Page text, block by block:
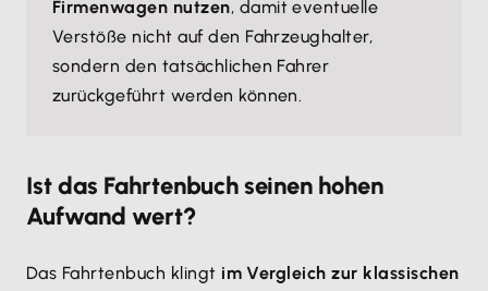
Firmenwagen nutzen, damit eventuelle
Verstöße nicht auf den Fahrzeughalter,
sondern den tatsächlichen Fahrer
zurückgeführt werden können.
Ist das Fahrtenbuch seinen hohen
Aufwand wert?
Das Fahrtenbuch klingt im Vergleich zur klassischen